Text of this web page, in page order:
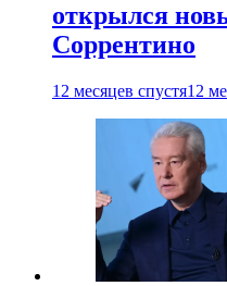
открылся
Соррентино
12 месяцев спустя12